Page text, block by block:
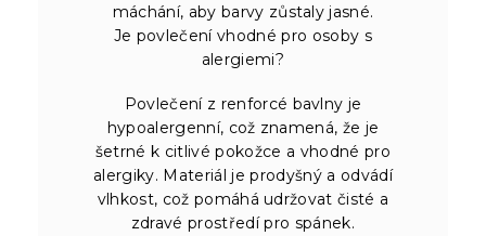
máchání, aby barvy zůstaly jasné.
Je povlečení vhodné pro osoby s
alergiemi?
Povlečení z renforcé bavlny je
hypoalergenní, což znamená, že je
šetrné k citlivé pokožce a vhodné pro
alergiky. Materiál je prodyšný a odvádí
vlhkost, což pomáhá udržovat čisté a
zdravé prostředí pro spánek.